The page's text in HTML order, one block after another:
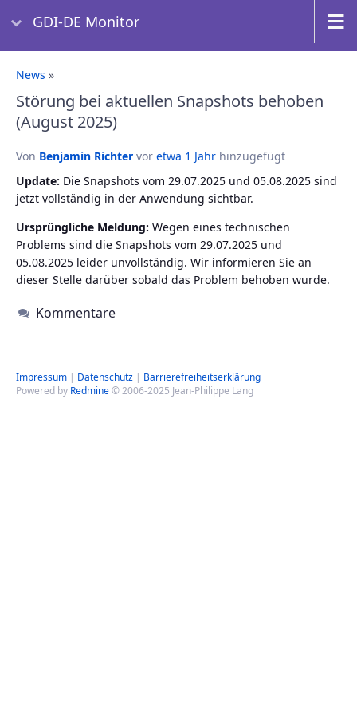
GDI-DE Monitor
News »
Störung bei aktuellen Snapshots behoben
(August 2025)
Von Benjamin Richter vor etwa 1 Jahr hinzugefügt
Update: Die Snapshots vom 29.07.2025 und 05.08.2025 sind
jetzt vollständig in der Anwendung sichtbar.
Ursprüngliche Meldung: Wegen eines technischen
Problems sind die Snapshots vom 29.07.2025 und
05.08.2025 leider unvollständig. Wir informieren Sie an
dieser Stelle darüber sobald das Problem behoben wurde.
Kommentare
Impressum | Datenschutz | Barrierefreiheitserklärung
Powered by Redmine© 2006-2025 Jean-Philippe Lang